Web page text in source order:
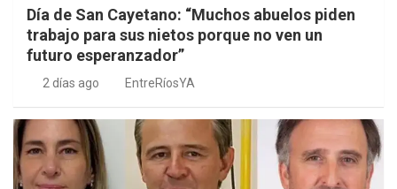
Día de San Cayetano: “Muchos abuelos piden
trabajo para sus nietos porque no ven un
futuro esperanzador”
2 días ago EntreRíosYA